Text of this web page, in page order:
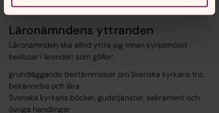
Läronämndens yttranden
Läronämnden ska alltid yttra sig innan kyrkomötet
beslutar i ärenden som gäller:
grundläggande bestämmelser om Svenska kyrkans tro,
bekännelse och lära
Svenska kyrkans böcker, gudstjänster, sakrament och
övriga handlingar